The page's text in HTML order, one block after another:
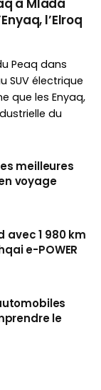
à Mladá
l’Elroq
Peaq dans
SUV électrique
que les Enyaq,
du
meilleures
voyage
avec 1 980 km
e-POWER
le